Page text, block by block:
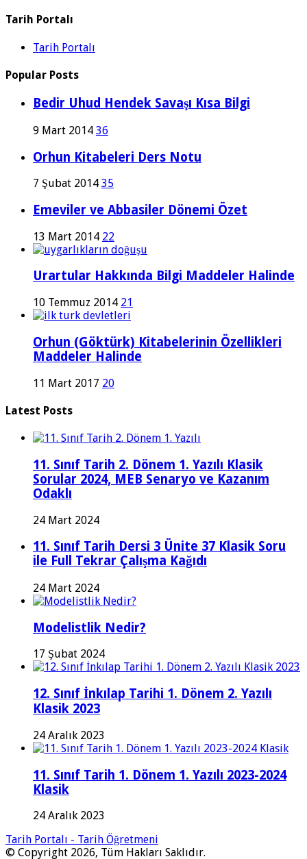
Tarih Portalı
Tarih Portalı
Popular Posts
Bedir Uhud Hendek Savaşı Kısa Bilgi
9 Mart 2014 36
Orhun Kitabeleri Ders Notu
7 Şubat 2014 35
Emeviler ve Abbasiler Dönemi Özet
13 Mart 2014 22
Urartular Hakkında Bilgi Maddeler Halinde
10 Temmuz 2014 21
Orhun (Göktürk) Kitabelerinin Özellikleri
Maddeler Halinde
11 Mart 2017 20
Latest Posts
11. Sınıf Tarih 2. Dönem 1. Yazılı Klasik
Sorular 2024, MEB Senaryo ve Kazanım
Odaklı
24 Mart 2024
11. Sınıf Tarih Dersi 3 Ünite 37 Klasik Soru
ile Full Tekrar Çalışma Kağıdı
24 Mart 2024
Modelistlik Nedir?
17 Şubat 2024
12. Sınıf İnkılap Tarihi 1. Dönem 2. Yazılı
Klasik 2023
24 Aralık 2023
11. Sınıf Tarih 1. Dönem 1. Yazılı 2023-2024
Klasik
24 Aralık 2023
Tarih Portalı - Tarih Öğretmeni
© Copyright 2026, Tüm Hakları Saklıdır.